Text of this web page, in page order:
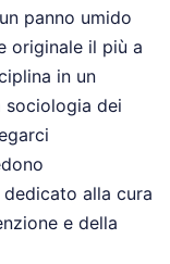
panno umido
originale il più a
in un
sociologia dei
alla cura
e della